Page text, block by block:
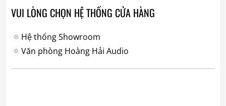
VUI LÒNG CHỌN HỆ THỐNG CỬA HÀNG
Hệ thống Showroom
Văn phòng Hoàng Hải Audio